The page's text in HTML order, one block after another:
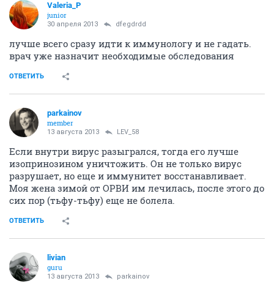
Valeria_P
junior
30 апреля 2013 dfegdrdd
лучше всего сразу идти к иммунологу и не гадать.
врач уже назначит необходимые обследования
ОТВЕТИТЬ
parkainov
member
13 августа 2013 LEV_58
Если внутри вирус разыгрался, тогда его лучше
изопринозином уничтожить. Он не только вирус
разрушает, но еще и иммунитет восстанавливает.
Моя жена зимой от ОРВИ им лечилась, после этого до
сих пор (тьфу-тьфу) еще не болела.
ОТВЕТИТЬ
livian
guru
13 августа 2013 parkainov